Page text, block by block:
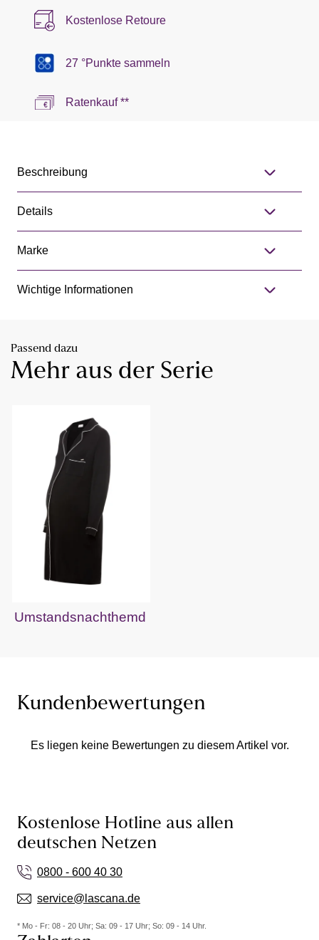
Kostenlose Retoure
27 °Punkte sammeln
Ratenkauf **
Beschreibung
Details
Marke
Wichtige Informationen
Passend dazu
Mehr aus der Serie
Umstandsnachthemd
Kundenbewertungen
Es liegen keine Bewertungen zu diesem Artikel vor.
Kostenlose Hotline aus allen
deutschen Netzen
0800 - 600 40 30
service@lascana.de
* Mo - Fr: 08 - 20 Uhr; Sa: 09 - 17 Uhr; So: 09 - 14 Uhr.